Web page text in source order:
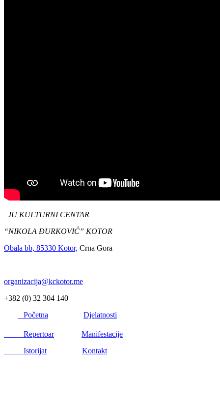
JU KULTURNI CENTAR
“NIKOLA ĐURKOVIĆ” KOTOR
Obala bb, 85330 Kotor, Crna Gora
organizacija@kckotor.me
+382 (0) 32 304 140
Početna
Djelatnosti
Repertoar
Manifestacije
Istorijat
Kontakt